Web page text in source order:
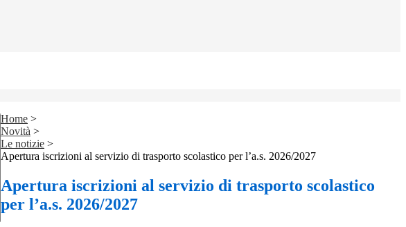
Home >
Novità >
Le notizie >
Apertura iscrizioni al servizio di trasporto scolastico per l’a.s. 2026/2027
Apertura iscrizioni al servizio di trasporto scolastico
per l’a.s. 2026/2027